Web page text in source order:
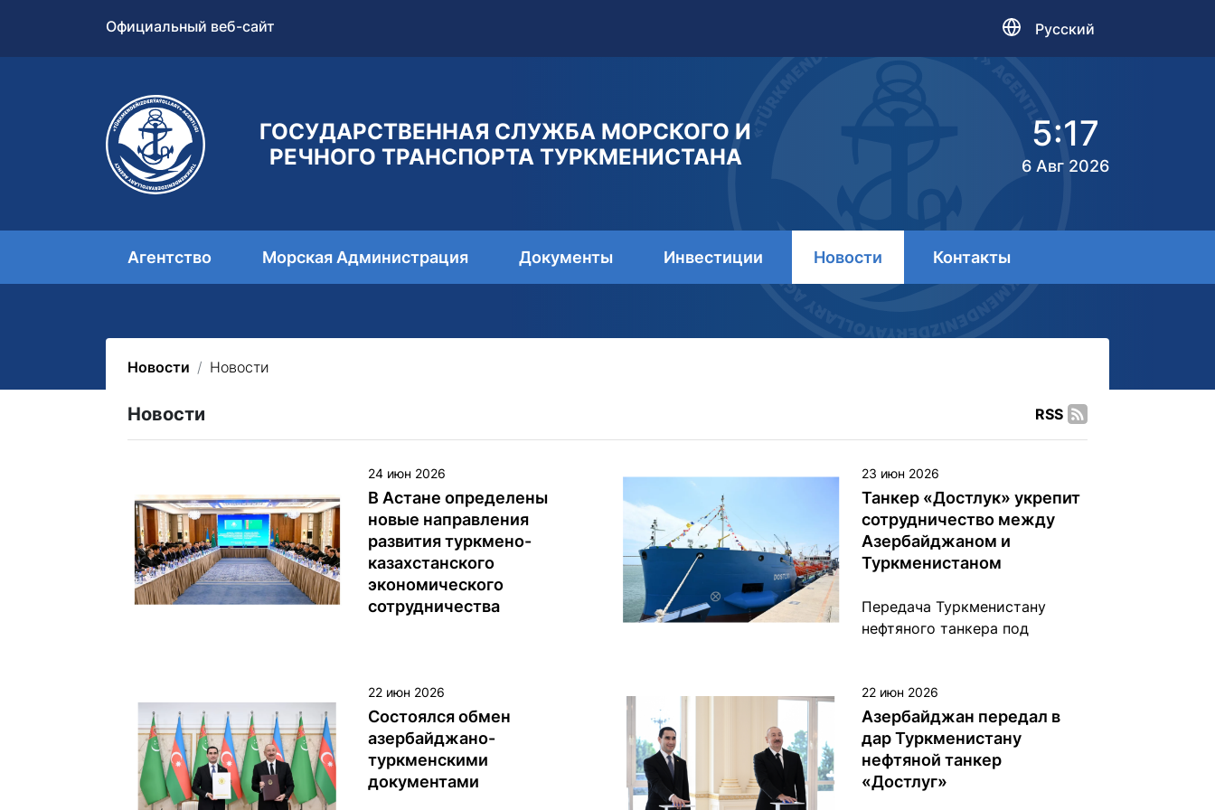
Официальный веб-сайт Русский
ГОСУДАРСТВЕННАЯ СЛУЖБА МОРСКОГО И
РЕЧНОГО ТРАНСПОРТА ТУРКМЕНИСТАНА
5:17
6 Авг 2026
Агентство Морская Администрация Документы Инвестиции Новости Контакты
Новости Новости
Новости RSS
24 июн 2026
В Астане определены
новые направления
развития туркмено-
казахстанского
экономического
сотрудничества
23 июн 2026
Танкер «Достлук» укрепит
сотрудничество между
Азербайджаном и
Туркменистаном
Передача Туркменистану
нефтяного танкера под
азербайджано-туркменского
стратегического партнерства.
«Передача Туркменистану со
стороны Азербайджана
танкера "Достлук",
22 июн 2026
Состоялся обмен
азербайджано-
туркменскими
документами
22 июн 2026
Азербайджан передал в
дар Туркменистану
нефтяной танкер
«Достлуг»